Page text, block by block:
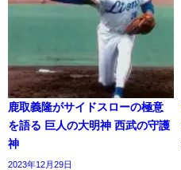
鹿取義隆がサイドスローの極意
を語る 巨人の大明神 西武の守護
神
2023年12月29日